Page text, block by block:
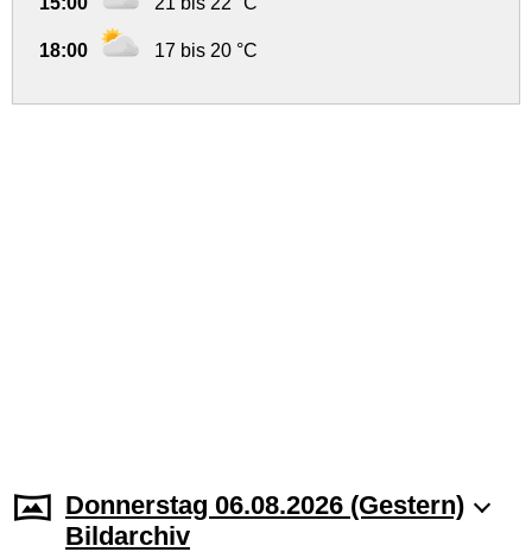
18:00 17 bis 20 °C
Donnerstag 06.08.2026 (Gestern)
Bildarchiv